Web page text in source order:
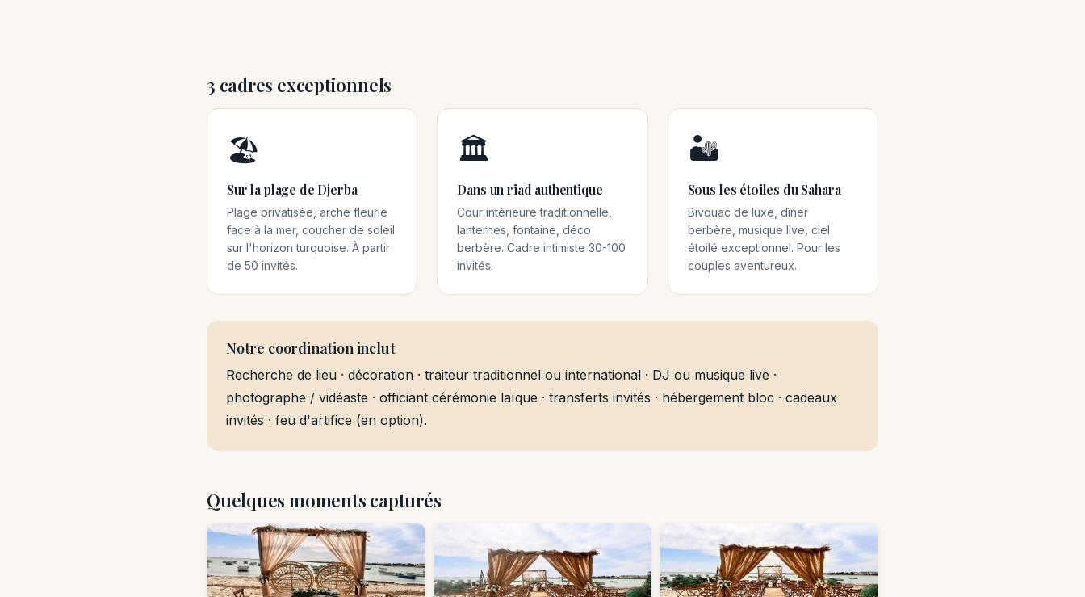
3 cadres exceptionnels
🏖️
Sur la plage de Djerba
Plage privatisée, arche fleurie
face à la mer, coucher de soleil
sur l'horizon turquoise. À partir
de 50 invités.
🏛️
Dans un riad authentique
Cour intérieure traditionnelle,
lanternes, fontaine, déco
berbère. Cadre intimiste 30-100
invités.
🏜️
Sous les étoiles du Sahara
Bivouac de luxe, dîner
berbère, musique live, ciel
étoilé exceptionnel. Pour les
couples aventureux.
Notre coordination inclut
Recherche de lieu · décoration · traiteur traditionnel ou international · DJ ou musique live ·
photographe / vidéaste · officiant cérémonie laïque · transferts invités · hébergement bloc · cadeaux
invités · feu d'artifice (en option).
Quelques moments capturés